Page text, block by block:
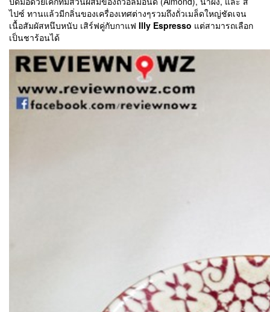
ไปซ์ ทานแล้วมีกลิ่นของเครื่องเทศต่างๆรวมถึงถั่วเมล็ดใหญ่ชัดเจน
เนื้อสัมผัสหนึบหนับ เสิร์ฟคู่กับกาแฟ Illy Espresso แต่สามารถเลือก
เป็นชาร้อนได้